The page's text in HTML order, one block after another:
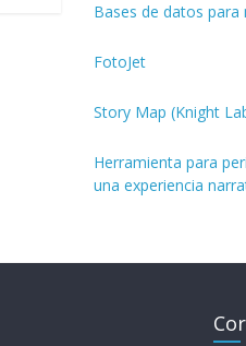
Bases de datos para
FotoJet
Story Map (Knight
Herramienta para
una experiencia